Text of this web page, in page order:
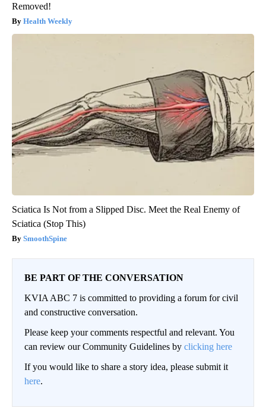
Removed!
Health Weekly
Sciatica Is Not from a Slipped Disc. Meet the Real Enemy of
Sciatica (Stop This)
SmoothSpine
BE PART OF THE CONVERSATION
KVIA ABC 7 is committed to providing a forum for civil
and constructive conversation.
Please keep your comments respectful and relevant. You
can review our Community Guidelines by clicking here
If you would like to share a story idea, please submit it
here.